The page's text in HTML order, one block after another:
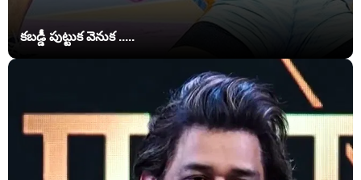
కబడ్డీ పుట్టుక వెనుక .....